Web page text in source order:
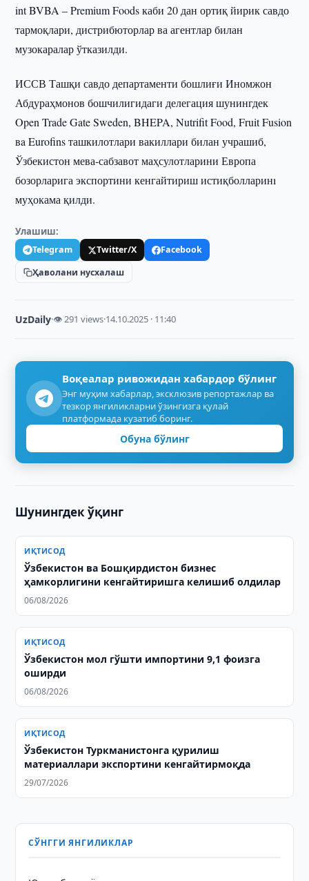
int BVBA – Premium Foods каби 20 дан ортиқ йирик савдо
тармоқлари, дистрибюторлар ва агентлар билан
музокаралар ўтказилди.
ИССВ Ташқи савдо департаменти бошлиғи Иномжон
Абдураҳмонов бошчилигидаги делегация шунингдек
Open Trade Gate Sweden, BHEPA, Nutrifit Food, Fruit Fusion
вa Eurofins ташкилотлари вакиллари билан учрашиб,
Ўзбекистон мева-сабзавот маҳсулотларини Европа
бозорларига экспортини кенгайтириш истиқболларинı
муҳокама қилди.
Улашиш:
Telegram Twitter/X
Facebook
Ҳаволани нусхалаш
UzDaily·👁 291 views·14.10.2025 · 11:40
Воқеалар ривожидан хабардор бўлинг
Энг муҳим хабарлар, эксклюзив репортажлар ва
тезкор янгиликларни ўзингизга қулай
платформада кузатиб боринг.
Обуна бўлинг
Шунингдек ўқинг
ИҚТИСОД
Ўзбекистон ва Бошқирдистон бизнес
ҳамкорлигини кенгайтиришга келишиб олдилар
06/08/2026
ИҚТИСОД
Ўзбекистон мол гўшти импортини 9,1 фоизга
оширди
06/08/2026
ИҚТИСОД
Ўзбекистон Туркманистонга қурилиш
материаллари экспортини кенгайтирмоқда
29/07/2026
СЎНГГИ ЯНГИЛИКЛАР